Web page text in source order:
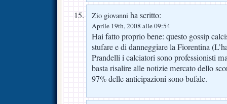
Zio giovanni ha scritto:
Aprile 19th, 2008 alle 09:54
Hai fatto proprio bene: questo gossip
stufare e di danneggiare la Fiorentina
Prandelli i calciatori sono professionisti
basta risalire alle notizie mercato dello
97% delle anticipazioni sono bufale.